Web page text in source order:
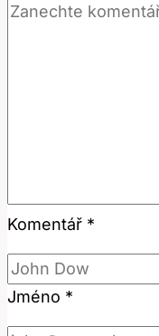
Komentář *
Jméno *